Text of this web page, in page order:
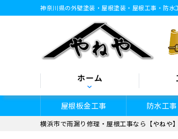
神奈川県の外壁塗装・屋根塗装・屋根工事・防
ホーム
屋根板金工事 防水工事
横浜市で雨漏り修理・屋根工事なら【やねや】